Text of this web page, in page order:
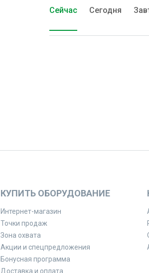
Сейчас Сегодня
КУПИТЬ ОБОРУДОВАНИЕ
Интернет-магазин
Точки продаж
Зона охвата
Акции и спецпредложения
Бонусная программа
Доставка и оплата